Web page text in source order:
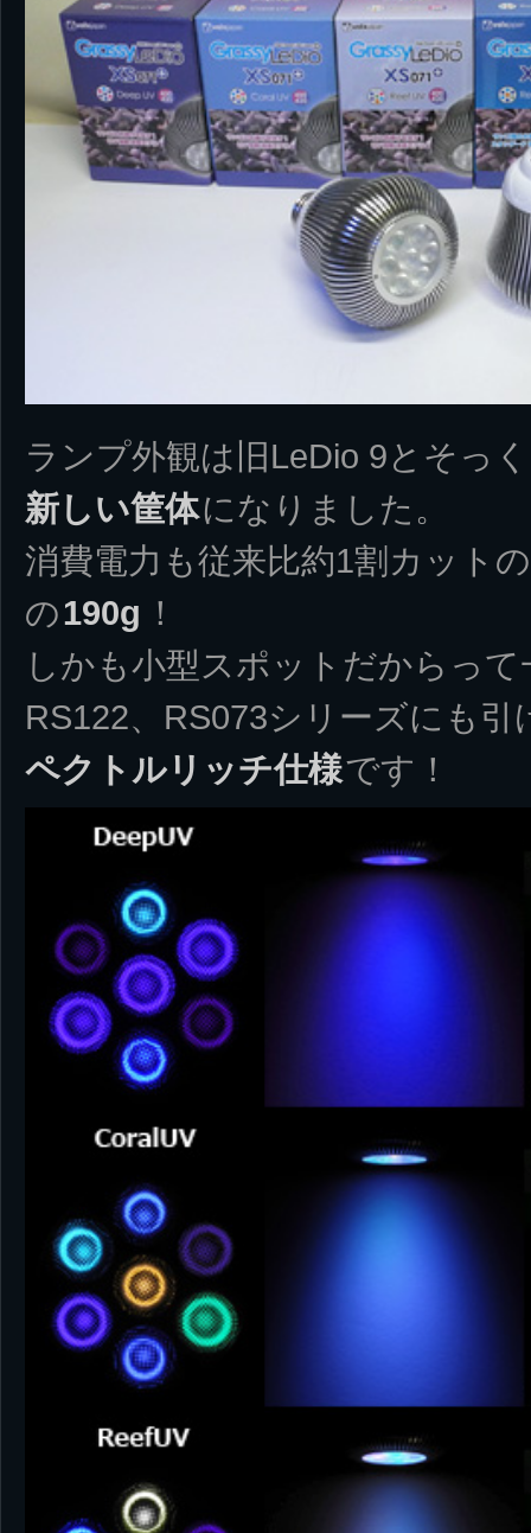
ランプ外観は旧LeDio 9とそっ
新しい筐体になりました。
消費電力も従来比約1割カットの
の190g ！
しかも小型スポットだからっ
RS122、RS073シリーズにも引
ペクトルリッチ仕様です！